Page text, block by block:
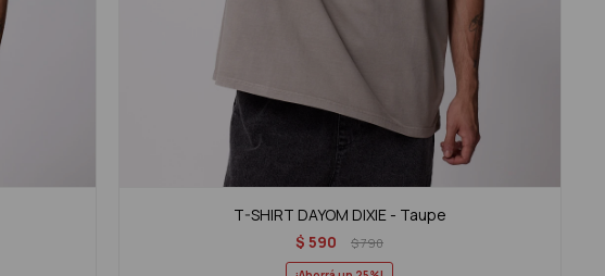
T-SHIRT DAYOM DIXIE - Taupe
$ 590 $790